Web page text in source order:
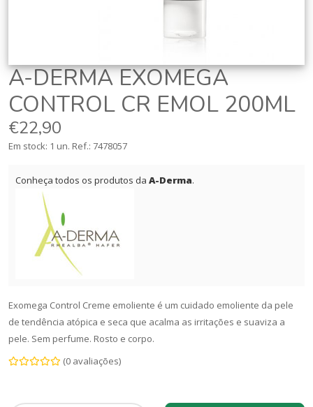
A-DERMA EXOMEGA
CONTROL CR EMOL 200ML
€22,90
Em stock: 1 un. Ref.: 7478057
Conheça todos os produtos da A-Derma.
Exomega Control Creme emoliente é um cuidado emoliente da pele
de tendência atópica e seca que acalma as irritações e suaviza a
pele. Sem perfume. Rosto e corpo.
(0 avaliações)